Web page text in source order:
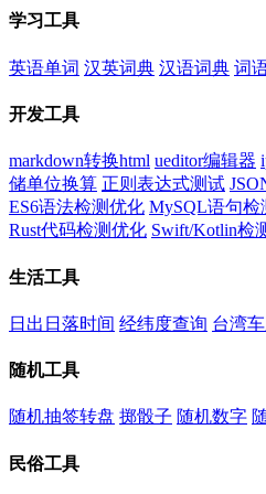
学习工具
英语单词 汉英词典 汉语词典 词
开发工具
markdown转换html ueditor编辑器
储单位换算 正则表达式测试
ES6语法检测优化 MySQL语句检
Rust代码检测优化 Swift/Kotlin检
生活工具
日出日落时间 经纬度查询 台湾
随机工具
随机抽签转盘 掷骰子 随机数字
民俗工具